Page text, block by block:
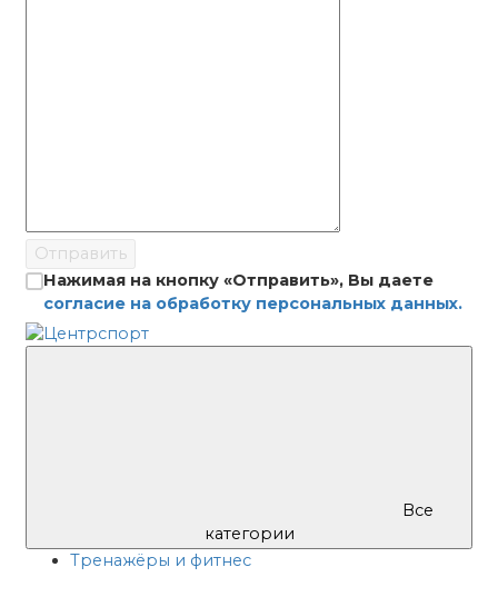
Отправить
Нажимая на кнопку «Отправить», Вы даете
согласие на обработку персональных данных.
Все
категории
Тренажёры и фитнес